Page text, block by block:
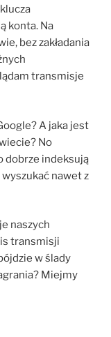
konta. Na
bez zakładania
transmisje
A jaka jest
No
dobrze indeksują
nawet z
naszych
transmisji
w ślady
Miejmy